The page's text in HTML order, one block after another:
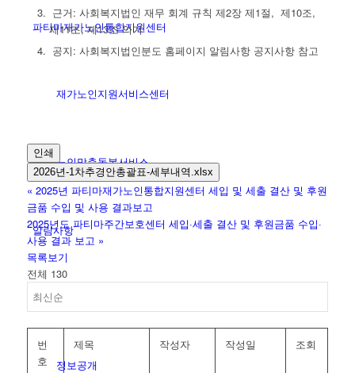
파티마재가노인통합지원센터
재가노인지원서비스센터
노인맞춤돌봄서비스
알림사항
공지사항
정보공개
근거: 사회복지법인 재무 회계 규칙 제2장 제1절, 제10조,
제11조, 제13조 의거
공지: 사회복지법인분도 홈페이지 알림사항 공지사항 참고
인쇄
2026년-1차추경안총괄표-세부내역.xlsx
« 2025년 파티마재가노인통합지원센터 세입 및 세출 결산 및 후원
금품 수입 및 사용 결과보고
2025년도 파티마주간보호센터 세입·세출 결산 및 후원금품 수입·
사용 결과 보고 »
목록보기
전체 130
번
호
제목 작성자 작성일 조회